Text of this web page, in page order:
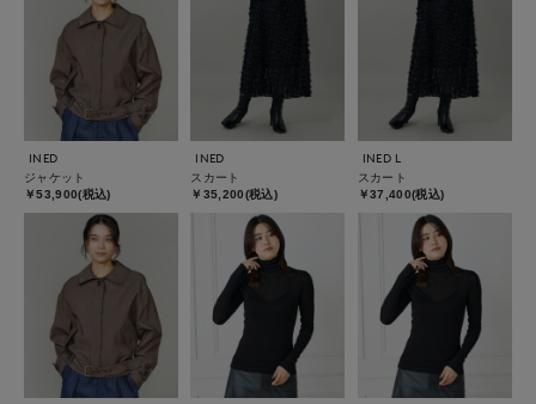
INED
ジャケット
￥53,900(税込)
INED
スカート
￥35,200(税込)
INED L
スカート
￥37,400(税込)